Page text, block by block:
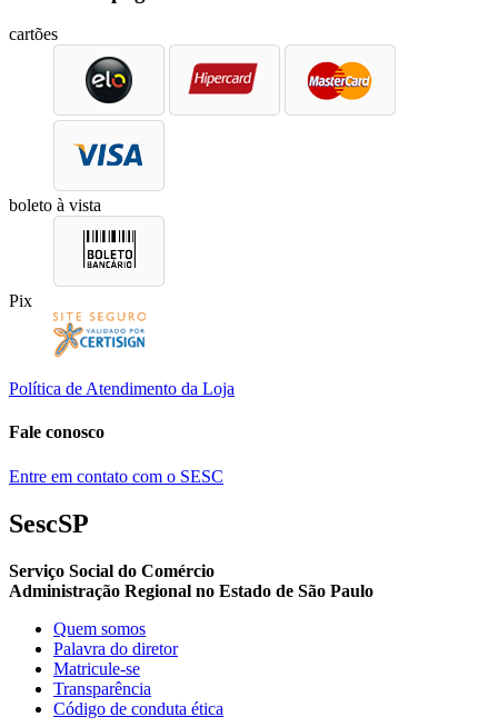
cartões
boleto à vista
Pix
Política de Atendimento da Loja
Fale conosco
Entre em contato com o SESC
SescSP
Serviço Social do Comércio
Administração Regional no Estado de São Paulo
Quem somos
Palavra do diretor
Matricule-se
Transparência
Código de conduta ética